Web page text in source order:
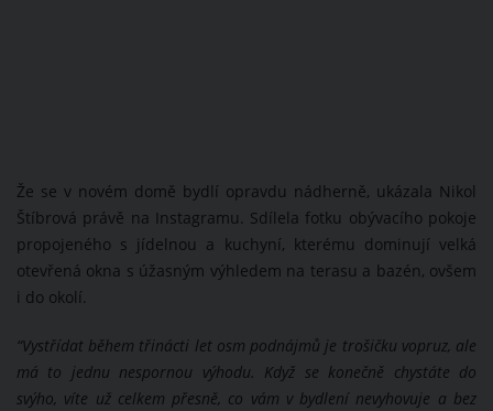
Že se v novém domě bydlí opravdu nádherně, ukázala Nikol
Štíbrová právě na Instagramu. Sdílela fotku obývacího pokoje
propojeného s jídelnou a kuchyní, kterému dominují velká
otevřená okna s úžasným výhledem na terasu a bazén, ovšem
i do okolí.
“Vystřídat během třinácti let osm podnájmů je trošičku vopruz, ale
má to jednu nespornou výhodu. Když se konečně chystáte do
svýho, víte už celkem přesně, co vám v bydlení nevyhovuje a bez